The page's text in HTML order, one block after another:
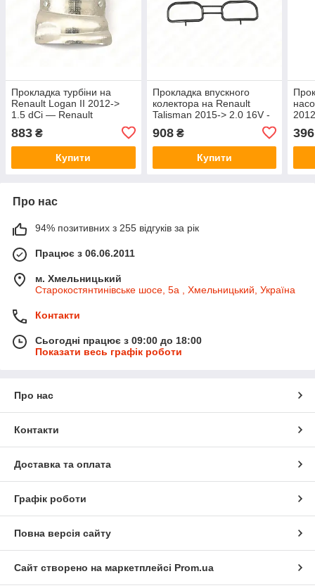
Прокладка турбіни на
Renault Logan II 2012->
1.5 dCi — Renault
(Оригінал) - 8200947259
883 ₴
Купити
Прокладка впускного
колектора на Renault
Talisman 2015-> 2.0 16V -
14032CK90A
908₴
Купити
396
Про нас
94% позитивних з 255 відгуків за рік
Працює з 06.06.2011
м. Хмельницький
Старокостянтинівське шосе, 5а , Хмельницький, Україна
Контакти
Сьогодні працює з 09:00 до 18:00
Показати весь графік роботи
Про нас
Контакти
Доставка та оплата
Графік роботи
Повна версія сайту
Сайт створено на маркетплейсі Prom.ua